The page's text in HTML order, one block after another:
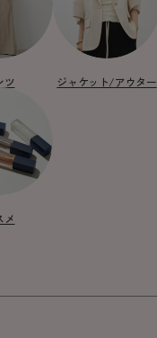
ツ ジャケット/アウター
メ